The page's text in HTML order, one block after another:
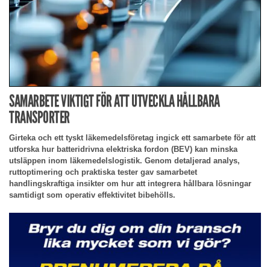
SAMARBETE VIKTIGT FÖR ATT UTVECKLA HÅLLBARA
TRANSPORTER
Girteka och ett tyskt läkemedelsföretag ingick ett samarbete för att
utforska hur batteridrivna elektriska fordon (BEV) kan minska
utsläppen inom läkemedelslogistik. Genom detaljerad analys,
ruttoptimering och praktiska tester gav samarbetet
handlingskraftiga insikter om hur att integrera hållbara lösningar
samtidigt som operativ effektivitet bibehölls.